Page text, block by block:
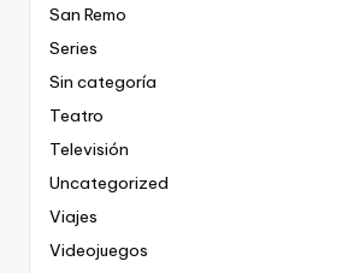
San Remo
Series
Sin categoría
Teatro
Televisión
Uncategorized
Viajes
Videojuegos